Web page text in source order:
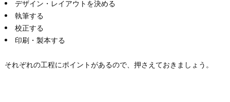
デザイン・レイアウトを決める
執筆する
校正する
印刷・製本する
それぞれの工程にポイントがあるので、押さえておきましょう。